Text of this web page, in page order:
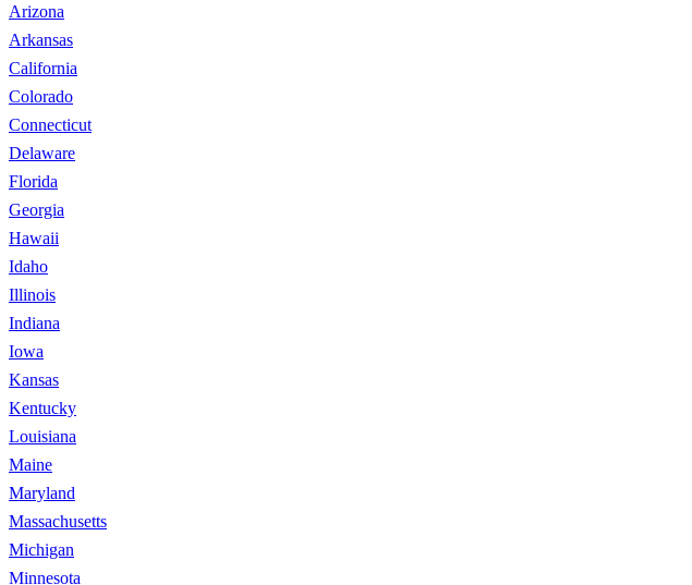
Arizona
Arkansas
California
Colorado
Connecticut
Delaware
Florida
Georgia
Hawaii
Idaho
Illinois
Indiana
Iowa
Kansas
Kentucky
Louisiana
Maine
Maryland
Massachusetts
Michigan
Minnesota